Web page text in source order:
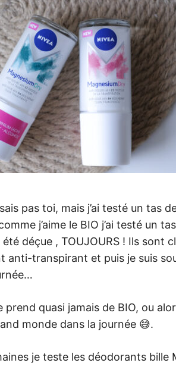
pas toi, mais j’ai testé un tas
j’aime le BIO j’ai testé un
été déçue , TOUJOURS ! Ils sont
anti-transpirant et puis je suis
prend quasi jamais de BIO, ou
monde dans la journée 😅.
je teste les déodorants bille